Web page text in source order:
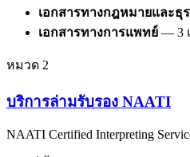
เอกสารทางกฎหมายและธุ
เอกสารทางการแพทย์ — 3
หมวด 2
บริการล่ามรับรอง NAATI
NAATI Certified Interpreting